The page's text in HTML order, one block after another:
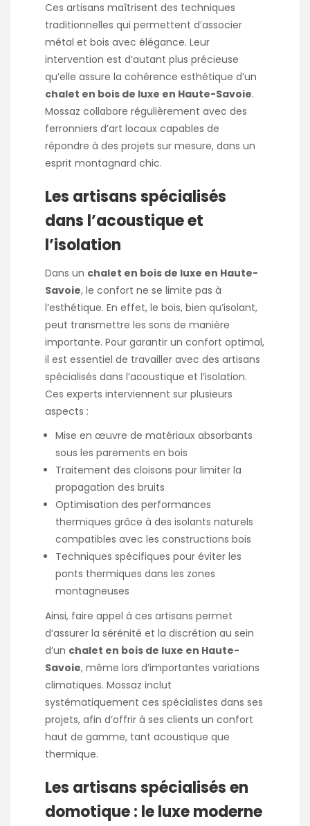
Ces artisans maîtrisent des techniques
traditionnelles qui permettent d’associer
métal et bois avec élégance. Leur
intervention est d’autant plus précieuse
qu’elle assure la cohérence esthétique d’un
chalet en bois de luxe en Haute-Savoie.
Mossaz collabore régulièrement avec des
ferronniers d’art locaux capables de
répondre à des projets sur mesure, dans un
esprit montagnard chic.
Les artisans spécialisés
dans l’acoustique et
l’isolation
Dans un chalet en bois de luxe en Haute-
Savoie, le confort ne se limite pas à
l’esthétique. En effet, le bois, bien qu’isolant,
peut transmettre les sons de manière
importante. Pour garantir un confort optimal,
il est essentiel de travailler avec des artisans
spécialisés dans l’acoustique et l’isolation.
Ces experts interviennent sur plusieurs
aspects :
Mise en œuvre de matériaux absorbants
sous les parements en bois
Traitement des cloisons pour limiter la
propagation des bruits
Optimisation des performances
thermiques grâce à des isolants naturels
compatibles avec les constructions bois
Techniques spécifiques pour éviter les
ponts thermiques dans les zones
montagneuses
Ainsi, faire appel à ces artisans permet
d’assurer la sérénité et la discrétion au sein
d’un chalet en bois de luxe en Haute-
Savoie, même lors d’importantes variations
climatiques. Mossaz inclut
systématiquement ces spécialistes dans ses
projets, afin d’offrir à ses clients un confort
haut de gamme, tant acoustique que
thermique.
Les artisans spécialisés en
domotique : le luxe moderne